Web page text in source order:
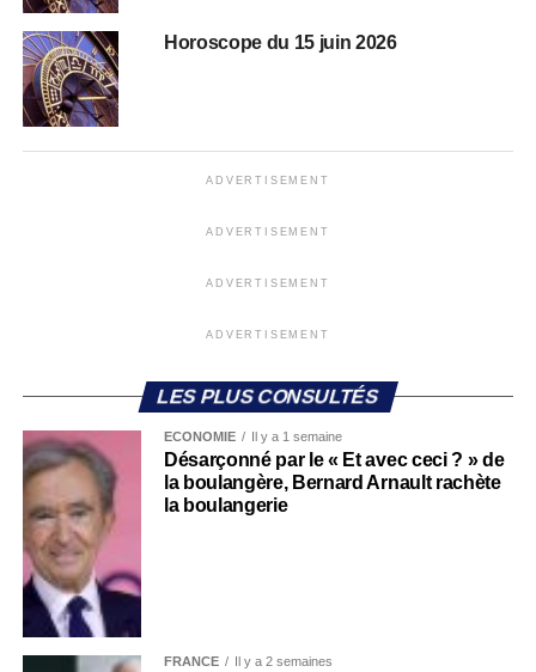
Horoscope du 15 juin 2026
ADVERTISEMENT
ADVERTISEMENT
ADVERTISEMENT
ADVERTISEMENT
LES PLUS CONSULTÉS
ECONOMIE Il y a 1 semaine
Désarçonné par le « Et avec ceci ? » de
la boulangère, Bernard Arnault rachète
la boulangerie
FRANCE Il y a 2 semaines